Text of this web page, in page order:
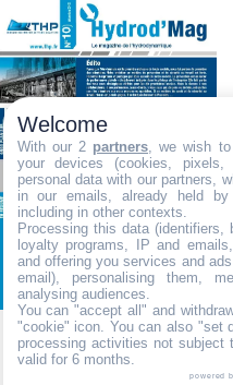
HYDROD’MAG N°10
1 Déc. 2018
Welcome
With our 2 partners, we wish to
your devices (cookies,
personal data with our partners,
in our emails, already held
including in other contexts.
Processing this data (identifiers,
loyalty programs, IP and
and offering you services and
email), personalising them,
analysing audiences.
You can "accept all" and
"cookie" icon. You can also "set
processing activities not subject
valid for 6 months.
powered